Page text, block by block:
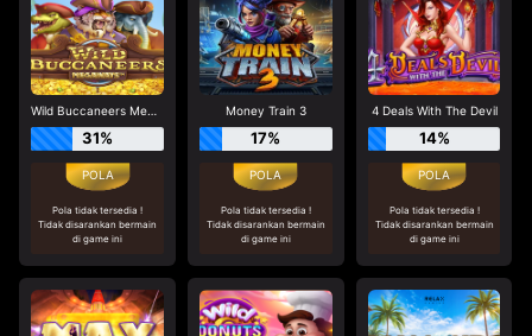
Wild Buccaneers Megaways
31%
Pola tidak tersedia !
Tidak disarankan bermain
di game ini
Money Train 3
17%
Pola tidak tersedia !
Tidak disarankan bermain
di game ini
4 Deals With The Devil
14%
Pola tidak tersedia !
Tidak disarankan bermain
di game ini